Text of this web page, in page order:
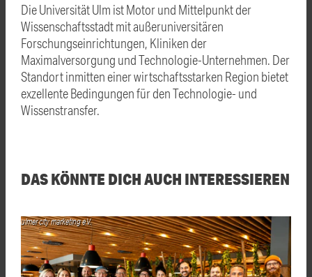
Die Universität Ulm ist Motor und Mittelpunkt der
Wissenschaftsstadt mit außeruniversitären
Forschungseinrichtungen, Kliniken der
Maximalversorgung und Technologie-Unternehmen. Der
Standort inmitten einer wirtschaftsstarken Region bietet
exzellente Bedingungen für den Technologie- und
Wissenstransfer.
DAS KÖNNTE DICH AUCH INTERESSIEREN
ulmer city marketing e.V.